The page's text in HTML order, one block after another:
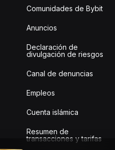
Comunidades de Bybit
Anuncios
Declaración de
divulgación de riesgos
Canal de denuncias
Empleos
Cuenta islámica
Resumen de
transacciones y tarifas